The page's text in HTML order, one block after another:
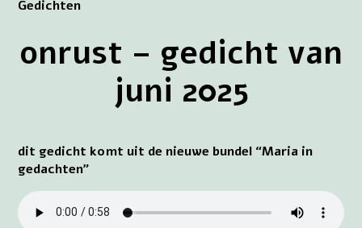
Gedichten
onrust – gedicht van
juni 2025
dit gedicht komt uit de nieuwe bundel “Maria in
gedachten”